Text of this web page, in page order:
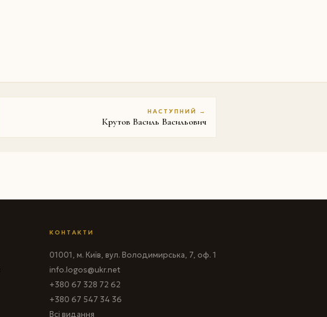
НАСТУПНИЙ →
Крутов Василь Васильович
КОНТАКТИ
01001, м. Київ, вул. Володимирська, 7, оф. 1
info.logos@ukr.net
+380 67 328 72 62
+380 67 547 34 36
Всі видання